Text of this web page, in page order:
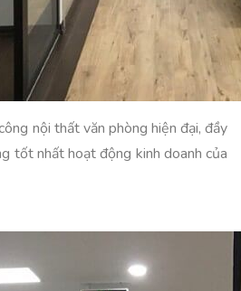
nội thất văn phòng hiện đại, đầy
tốt nhất hoạt động kinh doanh của